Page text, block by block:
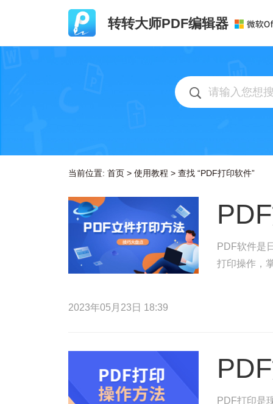
转转大师PDF编辑器
当前位置: 首页 > 使用教程 > 查找 “PDF打印软件”
PDF软件是
打印操作，
2023年05月23日 18:39
PDF打印是